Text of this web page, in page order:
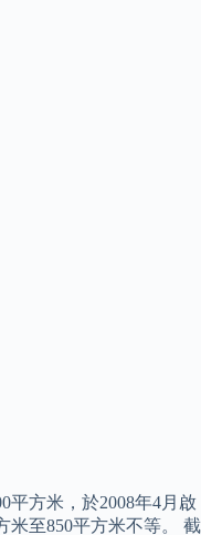
平方米，於2008年4月啟
米至850平方米不等。 截